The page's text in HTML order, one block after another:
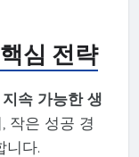
심 전략
지속 가능한 생
작은 성공 경
니다.